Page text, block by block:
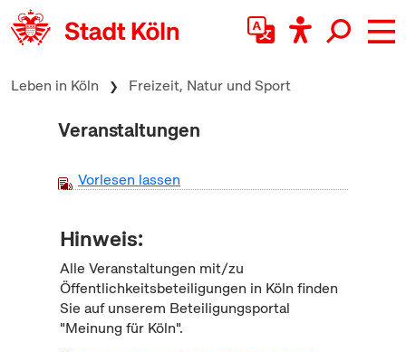
zum Inhalt springen
Leben in Köln Freizeit, Natur und Sport
Veranstaltungen
Vorlesen lassen
Hinweis:
Alle Veranstaltungen mit/zu
Öffentlichkeitsbeteiligungen in Köln finden
Sie auf unserem Beteiligungsportal
"Meinung für Köln".